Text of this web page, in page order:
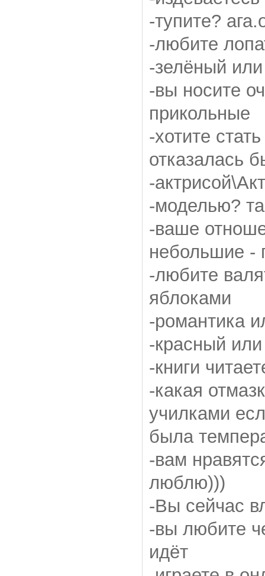
-тупите?
-любите
-зелёный
-вы носите
прикольные
-хотите
отказалась
-
-моделью?
-ваше
небольшие -
-любите
яблоками
-романтика
-красный
-книги
-какая
училками
была
-вам
люблю)))
-Вы сейчас
-вы любите
идёт